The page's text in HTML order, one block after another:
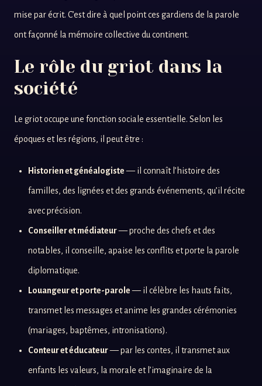
mise par écrit. C’est dire à quel point ces gardiens de la parole
ont façonné la mémoire collective du continent.
Le rôle du griot dans la
société
Le griot occupe une fonction sociale essentielle. Selon les
époques et les régions, il peut être :
Historien et généalogiste— il connaît l’histoire des
familles, des lignées et des grands événements, qu’il récite
avec précision.
Conseiller et médiateur— proche des chefs et des
notables, il conseille, apaise les conflits et porte la parole
diplomatique.
Louangeur et porte-parole— il célèbre les hauts faits,
transmet les messages et anime les grandes cérémonies
(mariages, baptêmes, intronisations).
Conteur et éducateur— par les contes, il transmet aux
enfants les valeurs, la morale et l’imaginaire de la